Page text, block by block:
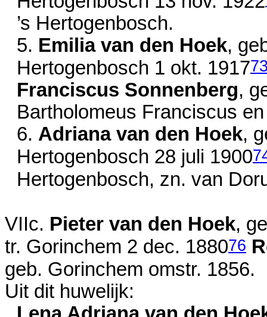
’s Hertogenbosch.
5. Emilia van den Hoek,
Hertogenbosch 1 okt. 1917
Franciscus Sonnenberg,
Bartholomeus Franciscus
6. Adriana van den Hoek,
Hertogenbosch 28 juli 1900
Hertogenbosch, zn. van
VIIc. Pieter van den Hoek,
tr. Gorinchem 2 dec. 188076
geb. Gorinchem omstr. 1856.
Uit dit huwelijk: